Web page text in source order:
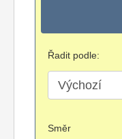
Řadit podle:
Směr